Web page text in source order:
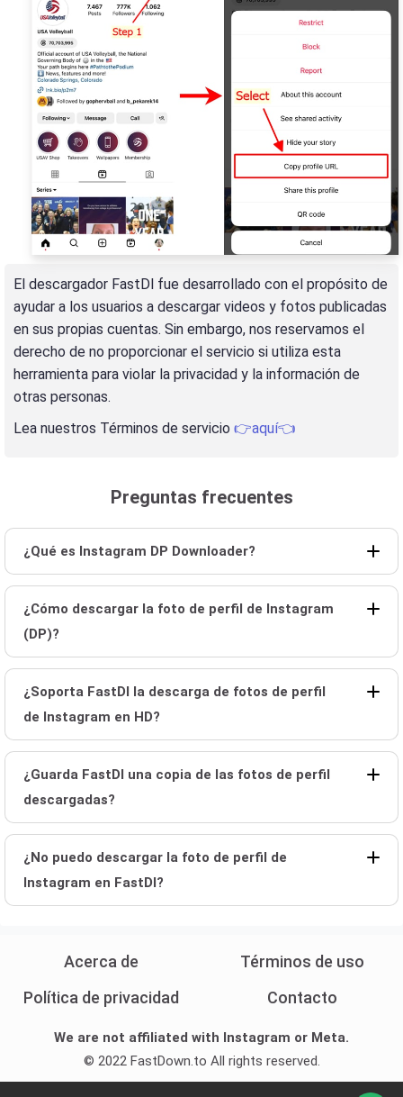
El descargador FastDl fue desarrollado con el propósito de
ayudar a los usuarios a descargar videos y fotos publicadas
en sus propias cuentas. Sin embargo, nos reservamos el
derecho de no proporcionar el servicio si utiliza esta
herramienta para violar la privacidad y la información de
otras personas.
Lea nuestros Términos de servicio 👉aquí👈
Preguntas frecuentes
¿Qué es Instagram DP Downloader?
¿Cómo descargar la foto de perfil de Instagram
(DP)?
¿Soporta FastDl la descarga de fotos de perfil
de Instagram en HD?
¿Guarda FastDl una copia de las fotos de perfil
descargadas?
¿No puedo descargar la foto de perfil de
Instagram en FastDl?
Acerca de
Términos de uso
Política de privacidad
Contacto
We are not affiliated with Instagram or Meta.
© 2022 FastDown.to All rights reserved.